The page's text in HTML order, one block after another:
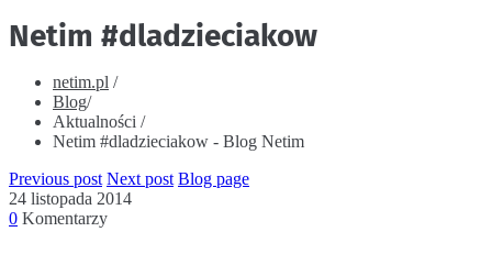
Netim #dladzieciakow
netim.pl /
Blog/
Aktualności /
Netim #dladzieciakow - Blog Netim
Previous post Next post Blog page
24 listopada 2014
0 Komentarzy